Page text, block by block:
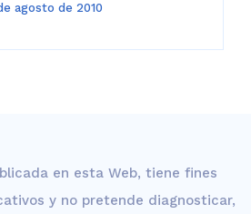
agosto de 2010
en esta Web, tiene fines
y no pretende diagnosticar,